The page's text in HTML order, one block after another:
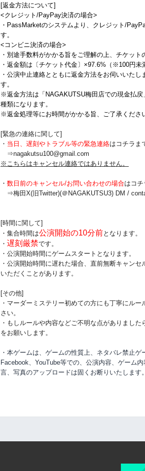
[返金方法について]
<クレジット/PayPay決済の場合>
・PassMarketのシステムより、クレジット/
す。
<コンビニ決済の場合>
・別途手数料がかかる旨をご理解の上、チケット
・返金額は〔チケット代金〕×97.6%（※100円未
・公演中止連絡とともに返金方法をお伺いいた
す。
※返金方法は「NAGAKUTSU梅田店での現金払
種類になります。
※返金処理等にお時間がかかる旨、ご了承くださ
[緊急の連絡に関して]
・ 当日、遅刻やトラブル等の緊急連絡はコチラま
⇒nagakutsu100@gmail.com
※こちらはキャンセル連絡ではありません。
・ 数日前のキャンセル/お問い合わせの場合は コ
⇒梅田X(旧Twitter)(＠NAGAKUTSU3) DM /
[時間に関して]
・集合時間は公演開始の10分前となります。
・ 遅刻厳禁です。
・公演開始時間にゲームスタートとなります。
・公演開始時間に遅れた場合、直前無断キャンセ
いただくことがあります。
[その他]
・マーダーミステリー初めての方にも丁寧にル
さい。
・もしルールや内容などご不明な点がありまし
をお願いします。
・本ゲームは、ゲームの性質上、ネタバレ禁止ゲ
Facebook、YouTube等での、 公演内容、 ゲーム
言、写真のアップロードは固くお断りいたします。